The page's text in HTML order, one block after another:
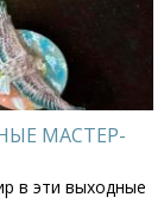
МАСТЕР-
в эти выходные